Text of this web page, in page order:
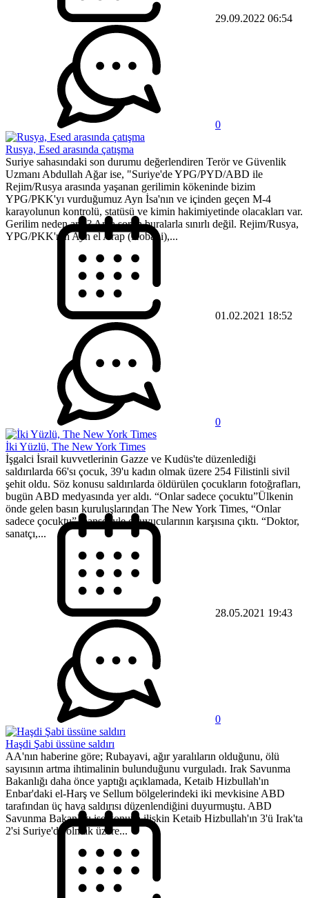
29.09.2022 06:54
0
Rusya, Esed arasında çatışma
Suriye sahasındaki son durumu değerlendiren Terör ve Güvenlik
Uzmanı Abdullah Ağar ise, "Suriye'de YPG/PYD/ABD ile
Rejim/Rusya arasında yaşanan gerilimin kökeninde bizim
YPG/PKK'yı vurduğumuz Ayn İsa'nın ve içinden geçen M-4
karayolunun kontrolü, statüsü ve kimin hakimiyetinde olacakları var.
Gerilim neden arttı? Ama sorun buralarla sınırlı değil. Rejim/Rusya,
YPG/PKK'nın Ayn el Arap (Kobani),...
01.02.2021 18:52
0
İki Yüzlü, The New York Times
İşgalci İsrail kuvvetlerinin Gazze ve Kudüs'te düzenlediği
saldırılarda 66'sı çocuk, 39'u kadın olmak üzere 254 Filistinli sivil
şehit oldu. Söz konusu saldırılarda öldürülen çocukların fotoğrafları,
bugün ABD medyasında yer aldı. “Onlar sadece çocuktu”Ülkenin
önde gelen basın kuruluşlarından The New York Times, “Onlar
sadece çocuktu” manşetiyle okuyucularının karşısına çıktı. “Doktor,
sanatçı,...
28.05.2021 19:43
0
Haşdi Şabi üssüne saldırı
AA'nın haberine göre; Rubayavi, ağır yaralıların olduğunu, ölü
sayısının artma ihtimalinin bulunduğunu vurguladı. Irak Savunma
Bakanlığı daha önce yaptığı açıklamada, Ketaib Hizbullah'ın
Enbar'daki el-Harş ve Sellum bölgelerindeki iki mevkisine ABD
tarafından üç hava saldırısı düzenlendiğini duyurmuştu. ABD
Savunma Bakanlığı ise konuya ilişkin Ketaib Hizbullah'ın 3'ü Irak'ta
2'si Suriye'de olmak üzere...